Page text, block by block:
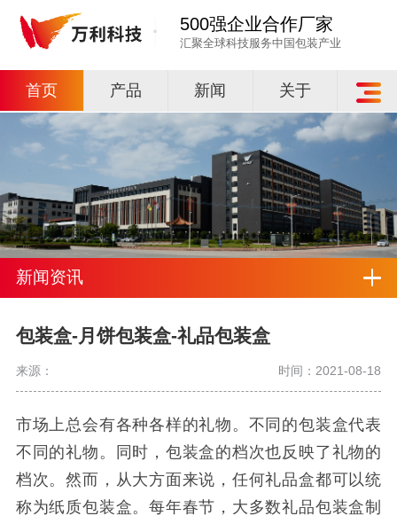
500强企业合作厂家
汇聚全球科技服务中国包装产业
首页 产品 新闻 关于
新闻资讯
包装盒-月饼包装盒-礼品包装盒
来源： 时间：2021-08-18
市场上总会有各种各样的礼物。不同的包装盒代表
不同的礼物。同时，包装盒的档次也反映了礼物的
档次。然而，从大方面来说，任何礼品盒都可以统
称为纸质包装盒。每年春节，大多数礼品包装盒制